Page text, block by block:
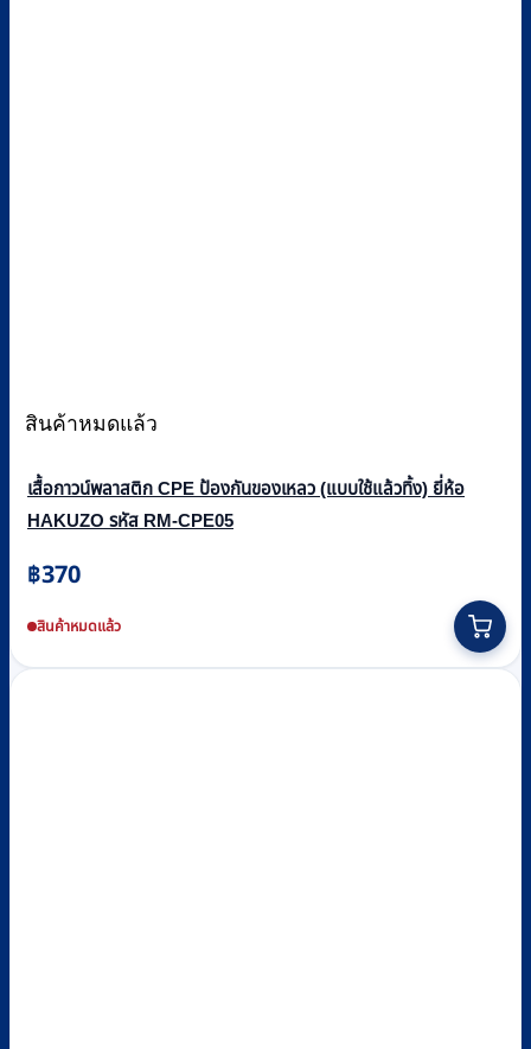
สินค้าหมดแล้ว
เสื้อกาวน์พลาสติก CPE ป้องกันของเหลว (แบบใช้แล้วทิ้ง) ยี่ห้อ
HAKUZO รหัส RM-CPE05
฿370
สินค้าหมดแล้ว